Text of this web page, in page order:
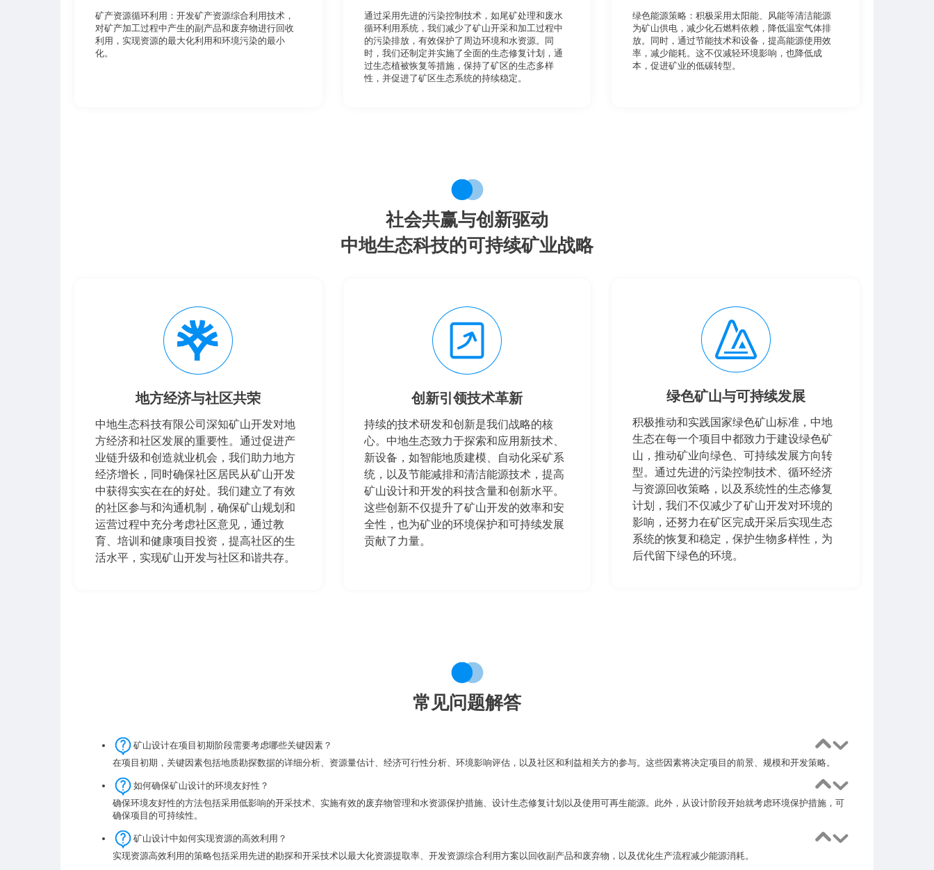
矿产资源循环利用：开发矿产资源综合利用技术，
对矿产加工过程中产生的副产品和废弃物进行回收
利用，实现资源的最大化利用和环境污染的最小
化。
通过采用先进的污染控制技术，如尾矿处理和废水
循环利用系统，我们减少了矿山开采和加工过程中
的污染排放，有效保护了周边环境和水资源。同
时，我们还制定并实施了全面的生态修复计划，通
过生态植被恢复等措施，保持了矿区的生态多样
性，并促进了矿区生态系统的持续稳定。
绿色能源策略：积极采用太阳能、风能等清洁能源
为矿山供电，减少化石燃料依赖，降低温室气体排
放。同时，通过节能技术和设备，提高能源使用效
率，减少能耗。这不仅减轻环境影响，也降低成
本，促进矿业的低碳转型。
社会共赢与创新驱动
中地生态科技的可持续矿业战略
地方经济与社区共荣
中地生态科技有限公司深知矿山开发对地
方经济和社区发展的重要性。通过促进产
业链升级和创造就业机会，我们助力地方
经济增长，同时确保社区居民从矿山开发
中获得实实在在的好处。我们建立了有效
的社区参与和沟通机制，确保矿山规划和
运营过程中充分考虑社区意见，通过教
育、培训和健康项目投资，提高社区的生
活水平，实现矿山开发与社区和谐共存。
创新引领技术革新
持续的技术研发和创新是我们战略的核
心。中地生态致力于探索和应用新技术、
新设备，如智能地质建模、自动化采矿系
统，以及节能减排和清洁能源技术，提高
矿山设计和开发的科技含量和创新水平。
这些创新不仅提升了矿山开发的效率和安
全性，也为矿业的环境保护和可持续发展
贡献了力量。
绿色矿山与可持续发展
积极推动和实践国家绿色矿山标准，中地
生态在每一个项目中都致力于建设绿色矿
山，推动矿业向绿色、可持续发展方向转
型。通过先进的污染控制技术、循环经济
与资源回收策略，以及系统性的生态修复
计划，我们不仅减少了矿山开发对环境的
影响，还努力在矿区完成开采后实现生态
系统的恢复和稳定，保护生物多样性，为
后代留下绿色的环境。
常见问题解答
矿山设计在项目初期阶段需要考虑哪些关键因素？
在项目初期，关键因素包括地质勘探数据的详细分析、资源量估计、经济可行性分析、环境影响评估，以及社区和利益相关方的参与。这些因素将决定项目的前景、规模和开发策略。
如何确保矿山设计的环境友好性？
确保环境友好性的方法包括采用低影响的开采技术、实施有效的废弃物管理和水资源保护措施、设计生态修复计划以及使用可再生能源。此外，从设计阶段开始就考虑环境保护措施，可
确保项目的可持续性。
矿山设计中如何实现资源的高效利用？
实现资源高效利用的策略包括采用先进的勘探和开采技术以最大化资源提取率、开发资源综合利用方案以回收副产品和废弃物，以及优化生产流程减少能源消耗。